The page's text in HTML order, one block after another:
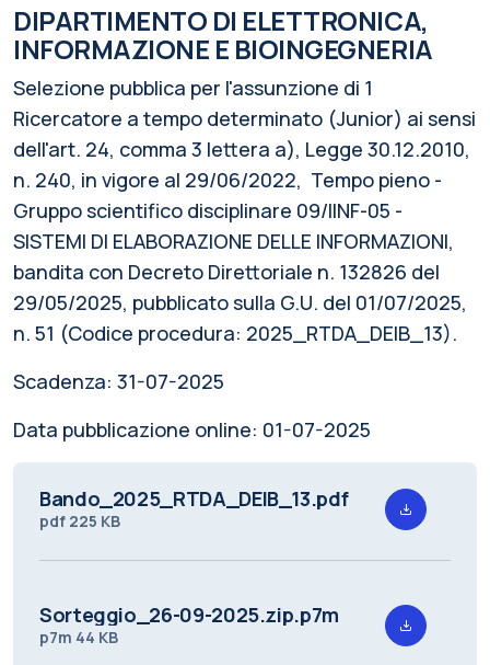
DIPARTIMENTO DI ELETTRONICA,
INFORMAZIONE E BIOINGEGNERIA
Selezione pubblica per l'assunzione di 1
Ricercatore a tempo determinato (Junior) ai sensi
dell'art. 24, comma 3 lettera a), Legge 30.12.2010,
n. 240, in vigore al 29/06/2022, Tempo pieno -
Gruppo scientifico disciplinare 09/IINF-05 -
SISTEMI DI ELABORAZIONE DELLE INFORMAZIONI,
bandita con Decreto Direttoriale n. 132826 del
29/05/2025, pubblicato sulla G.U. del 01/07/2025,
n. 51 (Codice procedura: 2025_RTDA_DEIB_13).
Scadenza: 31-07-2025
Data pubblicazione online: 01-07-2025
Bando_2025_RTDA_DEIB_13.pdf
pdf 225 KB
Sorteggio_26-09-2025.zip.p7m
p7m 44 KB